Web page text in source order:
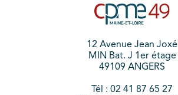
12 Avenue Jean Joxé
MIN Bat. J 1er étage
49109 ANGERS
Tél : 02 41 87 65 27